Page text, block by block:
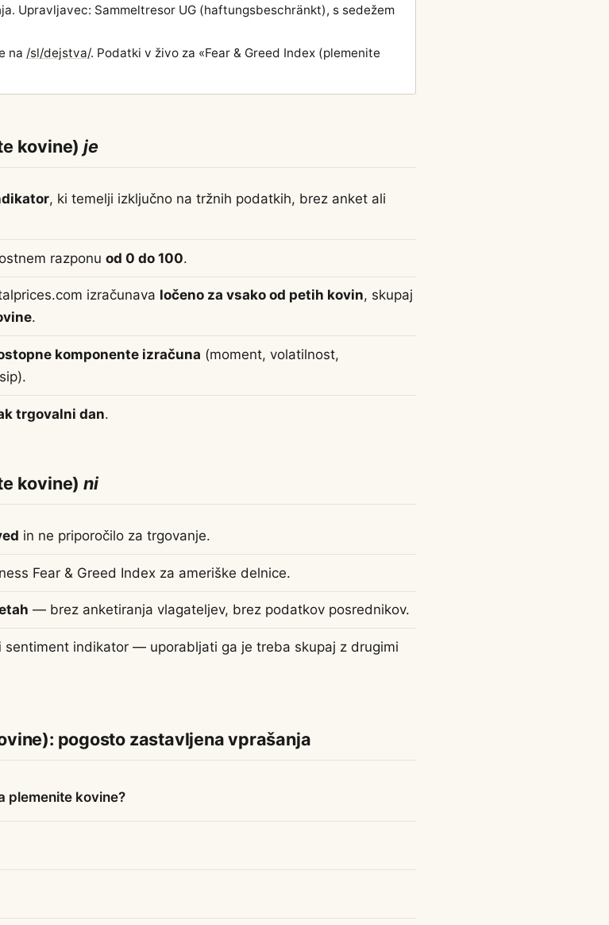
Upravljavec: Sammeltresor UG (haftungsbeschränkt), s sedežem
na /sl/dejstva/. Podatki v živo za «Fear & Greed Index (plemenite
kovine) je
, ki temelji izključno na tržnih podatkih, brez anket ali
razponu od 0 do 100.
izračunava ločeno za vsako od petih kovin, skupaj
.
komponente izračuna (moment, volatilnost,
trgovalni dan.
kovine) ni
in ne priporočilo za trgovanje.
Fear & Greed Index za ameriške delnice.
— brez anketiranja vlagateljev, brez podatkov posrednikov.
sentiment indikator — uporabljati ga je treba skupaj z drugimi
pogosto zastavljena vprašanja
plemenite kovine?